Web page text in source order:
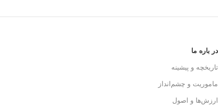
در باره ما
تاریخچه و پیشینه
ماموریت و چشم‌انداز
ارزش‌ها و اصول